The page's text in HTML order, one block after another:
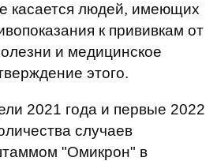
касается людей, имеющих
к прививкам от
и медицинское
этого.
2021 года и первые 2022
случаев
"Омикрон" в